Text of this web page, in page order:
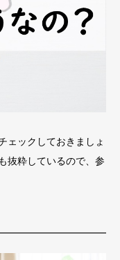
ェックしておきましょ
抜粋しているので、参